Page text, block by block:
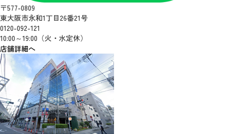
〒577-0809
東大阪市永和1丁目26番21号
0120-092-121
10:00～19:00（火・水定休）
店舗詳細へ